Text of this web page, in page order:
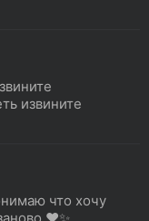
извините
что хочу